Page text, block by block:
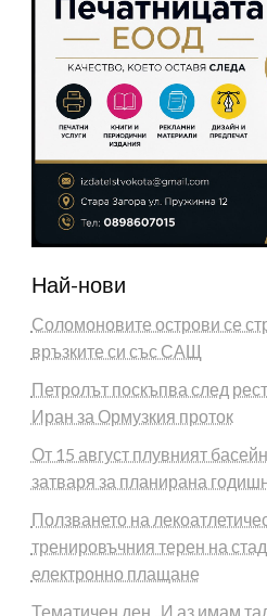
Най-нови
Соломоновите острови се
връзките си със САЩ
Петролът поскъпва след
Иран за Ормузкия проток
От 15 август плувният
затваря за планирана
Ползването на
тренировъчния терен на
електронно плащане
Тематичен ден „И аз имам